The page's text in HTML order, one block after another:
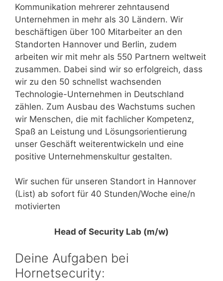
Kommunikation mehrerer zehntausend
Unternehmen in mehr als 30 Ländern. Wir
beschäftigen über 100 Mitarbeiter an den
Standorten Hannover und Berlin, zudem
arbeiten wir mit mehr als 550 Partnern weltweit
zusammen. Dabei sind wir so erfolgreich, dass
wir zu den 50 schnellst wachsenden
Technologie-Unternehmen in Deutschland
zählen. Zum Ausbau des Wachstums suchen
wir Menschen, die mit fachlicher Kompetenz,
Spaß an Leistung und Lösungsorientierung
unser Geschäft weiterentwickeln und eine
positive Unternehmenskultur gestalten.
Wir suchen für unseren Standort in Hannover
(List) ab sofort für 40 Stunden/Woche eine/n
motivierten
Head of Security Lab (m/w)
Deine Aufgaben bei
Hornetsecurity: